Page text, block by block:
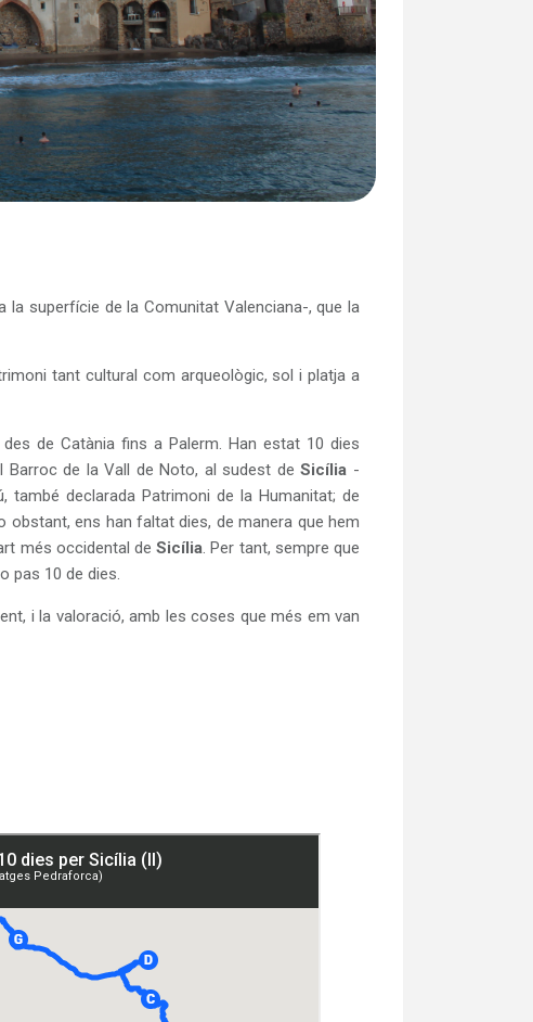
la superfície de la Comunitat Valenciana-, que la
tant cultural com arqueològic, sol i platja a
de Catània fins a Palerm. Han estat 10 dies
Barroc de la Vall de Noto, al sudest deSicília -
també declarada Patrimoni de la Humanitat; de
obstant, ens han faltat dies, de manera que hem
més occidental deSicília. Per tant, sempre que
pas 10 de dies.
i la valoració, amb les coses que més em van